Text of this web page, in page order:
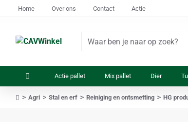
Home Over ons Contact Actie
Waar
op
Actie pallet Mix pallet Dier
Agri Stal en erf Reiniging en ontsmetting HG